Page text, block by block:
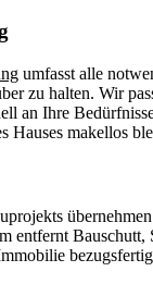
umfasst alle
zu halten. Wir
an Ihre
Hauses makellos
entfernt Bauschutt,